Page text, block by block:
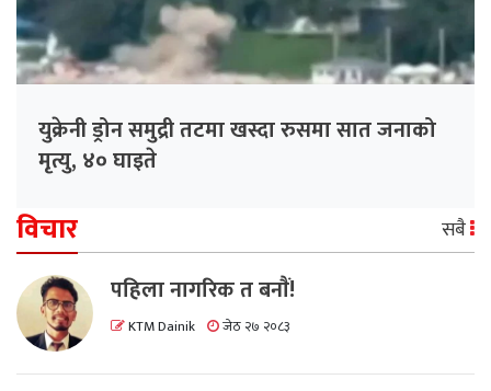
युक्रेनी ड्रोन समुद्री तटमा खस्दा रुसमा सात जनाको
मृत्यु, ४० घाइते
विचार सबै
पहिला नागरिक त बनाैं!
KTM Dainik जेठ २७ २०८३